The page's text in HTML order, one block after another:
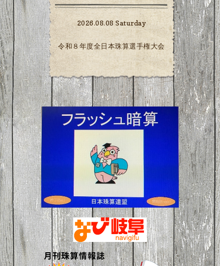
2026.08.08 Saturday
令和８年度全日本珠算選手権大会